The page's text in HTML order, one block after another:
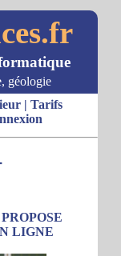
géologie
| Tarifs
LIGNE